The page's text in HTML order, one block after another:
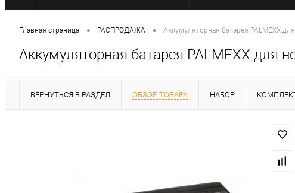
Главная страница • РАСПРОДАЖА • Аккумуляторная батарея PALMEXX
Аккумуляторная батарея PALMEXX для
ВЕРНУТЬСЯ В РАЗДЕЛ ОБЗОР ТОВАРА НАБОР